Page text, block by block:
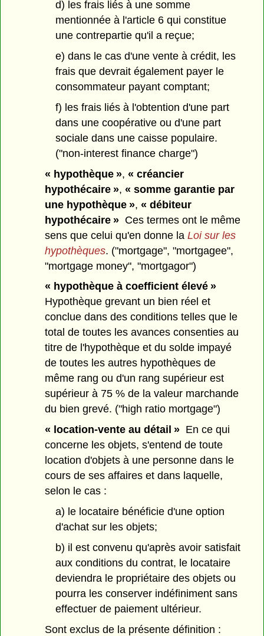
d) les frais liés à une somme
mentionnée à l'article 6 qui constitue
une contrepartie qu'il a reçue;
e) dans le cas d'une vente à crédit, les
frais que devrait également payer le
consommateur payant comptant;
f) les frais liés à l'obtention d'une part
dans une coopérative ou d'une part
sociale dans une caisse populaire.
("non-interest finance charge")
« hypothèque »,« créancier
hypothécaire », « somme garantie par
une hypothèque », « débiteur
hypothécaire » Ces termes ont le même
sens que celui qu'en donne laLoi sur les
hypothèques. ("mortgage", "mortgagee",
"mortgage money", "mortgagor")
« hypothèque à coefficient élevé »
Hypothèque grevant un bien réel et
conclue dans des conditions telles que le
total de toutes les avances consenties au
titre de l'hypothèque et du solde impayé
de toutes les autres hypothèques de
même rang ou d'un rang supérieur est
supérieur à 75 % de la valeur marchande
du bien grevé. ("high ratio mortgage")
« location-vente au détail » En ce qui
concerne les objets, s'entend de toute
location d'objets à une personne dans le
cours de ses affaires et dans laquelle,
selon le cas :
a) le locataire bénéficie d'une option
d'achat sur les objets;
b) il est convenu qu'après avoir satisfait
aux conditions du contrat, le locataire
deviendra le propriétaire des objets ou
pourra les conserver indéfiniment sans
effectuer de paiement ultérieur.
Sont exclus de la présente définition :